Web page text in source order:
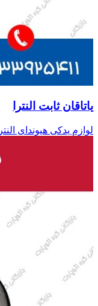
یاتاقان ثابت النترا
لوازم یدکی هیوندای النترا